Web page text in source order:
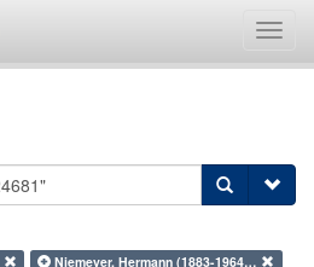
Niemeyer, Hermann (1883-1964…